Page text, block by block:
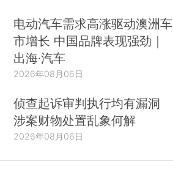
电动汽车需求高涨驱动澳洲车
市增长 中国品牌表现强劲｜
出海·汽车
2026年08月06日
侦查起诉审判执行均有漏洞
涉案财物处置乱象何解
2026年08月06日